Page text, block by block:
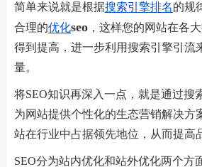
简单来说就是根据搜索引擎排名的规
合理的优化seo ，这样您的网站在各
得到提高，进一步利用搜索引擎引流
量。
将SEO知识再深入一点，就是通过搜
为网站提供个性化的生态营销解决方
站在行业中占据领先地位，从而提高
SEO分为站内优化和站外优化两个方